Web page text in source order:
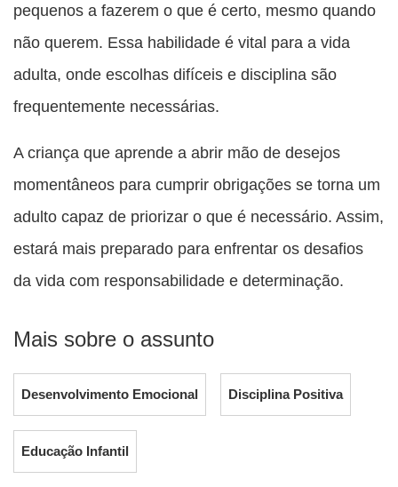
pequenos a fazerem o que é certo, mesmo quando
não querem. Essa habilidade é vital para a vida
adulta, onde escolhas difíceis e disciplina são
frequentemente necessárias.
A criança que aprende a abrir mão de desejos
momentâneos para cumprir obrigações se torna um
adulto capaz de priorizar o que é necessário. Assim,
estará mais preparado para enfrentar os desafios
da vida com responsabilidade e determinação.
Mais sobre o assunto
Desenvolvimento Emocional Disciplina Positiva
Educação Infantil